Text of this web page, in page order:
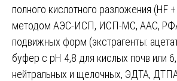
полного кислотного разложения (HF +
методом АЭС-ИСП, ИСП-МС, ААС,
подвижных форм (экстрагенты:
буфер с pH 4,8 для кислых почв или
нейтральных и щелочных, ЭДТА,